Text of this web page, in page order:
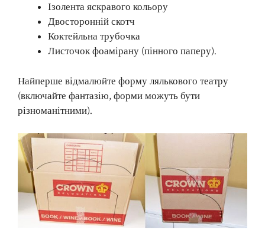
Ізолента яскравого кольору
Двосторонній скотч
Коктейльна трубочка
Листочок фоамірану (пінного паперу).
Найперше відмалюйте форму лялькового театру
(включайте фантазію, форми можуть бути
різноманітними).